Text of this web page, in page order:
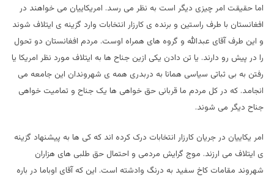
اما حقیقت امر چیزی دیگر است به نظر می رسد. امریکاییان می خواهند در
افغانستان با طرف راستین و برنده ی کارزار انتخابات وارد گزینه ی ایتلاف شوند
و این طرف آقای عبدالله و گروه های همراه اوست. مردم افغانستان دو تحول
را در پیش رو دارند. یا تن دادن یکی ازین جناح ها به ایتلاف مورد نظر امریکا یا
رفتن به بی ثباتی سیاسی همانا به دربدری همه ی شهروندان این جامعه می
انجامد. که در کل مردم ما قربانی حق خواهی ها یک جناح و تمامیت خواهی
جناح دیگر می شوند.
امر یکاییان در جریان کارزار انتخابات درک کرده اند که کی ها به پیشنهاد گزینه
ی ایتلاف می ارزند. موج گرایش مردمی و احتمال حق طلبی های هزاران
شهروند مقامات کاخ سفید به درنگ وادشته است. این که آقای اوباما در باره